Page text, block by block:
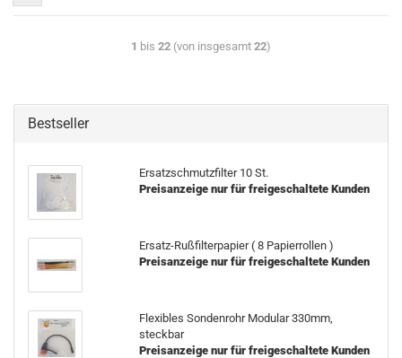
1 bis 22 (von insgesamt 22)
Bestseller
Ersatzschmutzfilter 10 St.
Preisanzeige nur für freigeschaltete Kunden
Ersatz-Rußfilterpapier ( 8 Papierrollen )
Preisanzeige nur für freigeschaltete Kunden
Flexibles Sondenrohr Modular 330mm,
steckbar
Preisanzeige nur für freigeschaltete Kunden